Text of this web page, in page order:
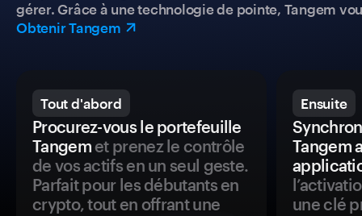
gérer. Grâce à une technologie de pointe, Tangem
Obtenir Tangem
Tout d'abord
Procurez-vous le portefeuille
Tangemet prenez le contrôle
de vos actifs en un seul geste.
Parfait pour les débutants en
crypto, tout en offrant une
Ensuite
Tangem
une clé